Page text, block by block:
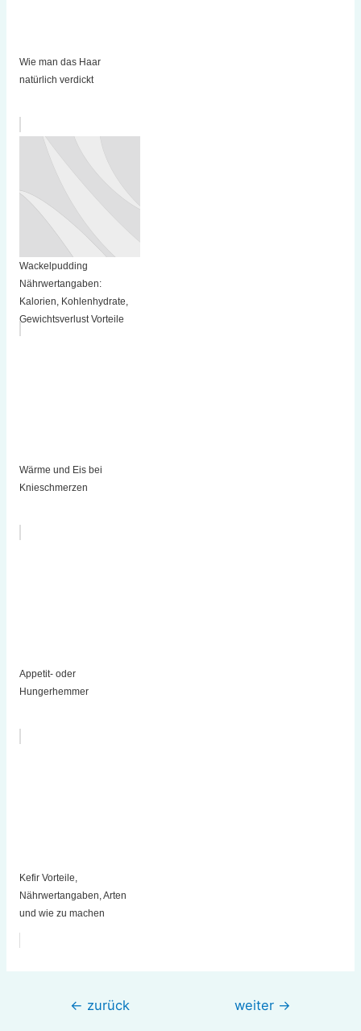
Wie man das Haar
natürlich verdickt
Wackelpudding
Nährwertangaben:
Kalorien, Kohlenhydrate,
Gewichtsverlust Vorteile
Wärme und Eis bei
Knieschmerzen
Appetit- oder
Hungerhemmer
Kefir Vorteile,
Nährwertangaben, Arten
und wie zu machen
Beitragsnavigation
← zurück weiter →